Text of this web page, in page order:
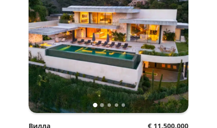
Вилла
€ 11.500.000